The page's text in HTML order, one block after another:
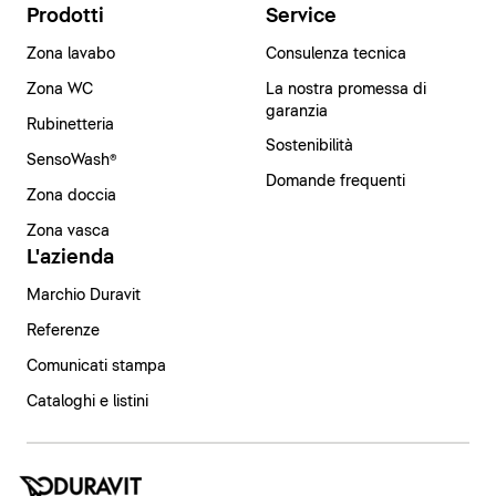
Prodotti
Zona lavabo
Zona WC
Rubinetteria
SensoWash®
Zona doccia
Zona vasca
Service
Consulenza tecnica
La nostra promessa di
garanzia
Sostenibilità
Domande frequenti
L'azienda
Marchio Duravit
Referenze
Comunicati stampa
Cataloghi e listini